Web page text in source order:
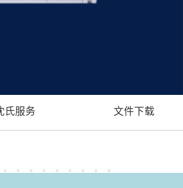
氏服务 文件下载